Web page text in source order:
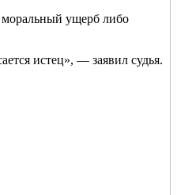
ущерб либо
истец», — заявил судья.